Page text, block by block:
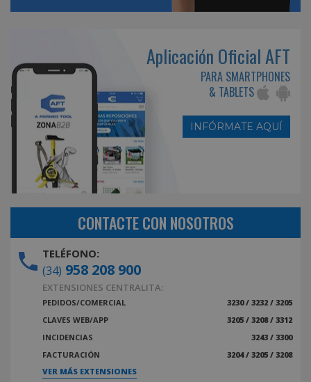
Aplicación Oficial AFT
PARA SMARTPHONES
& TABLETS
INFÓRMATE AQUÍ
CONTACTE CON NOSOTROS
TELÉFONO:
(34) 958 208 900
EXTENSIONES CENTRALITA:
PEDIDOS/COMERCIAL
3230 / 3232 / 3205
CLAVES WEB/APP
3205 / 3208 / 3312
INCIDENCIAS
3243 / 3300
FACTURACIÓN
3204 / 3205 / 3208
VER MÁS EXTENSIONES